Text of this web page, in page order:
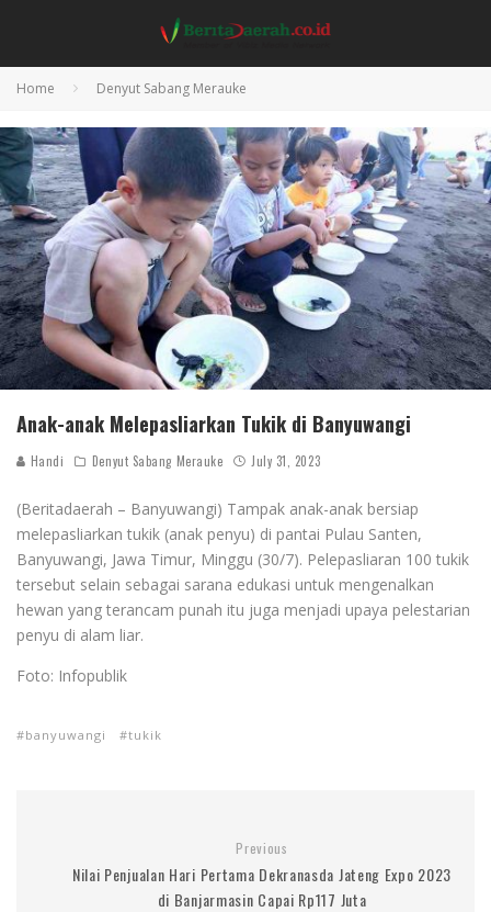
Home Denyut Sabang Merauke
Anak-anak Melepasliarkan Tukik di Banyuwangi
Handi Denyut Sabang Merauke July 31, 2023
(Beritadaerah – Banyuwangi) Tampak anak-anak bersiap
melepasliarkan tukik (anak penyu) di pantai Pulau Santen,
Banyuwangi, Jawa Timur, Minggu (30/7). Pelepasliaran 100 tukik
tersebut selain sebagai sarana edukasi untuk mengenalkan
hewan yang terancam punah itu juga menjadi upaya pelestarian
penyu di alam liar.
Foto: Infopublik
banyuwangi tukik
Previous
Nilai Penjualan Hari Pertama Dekranasda Jateng Expo 2023
di Banjarmasin Capai Rp117 Juta